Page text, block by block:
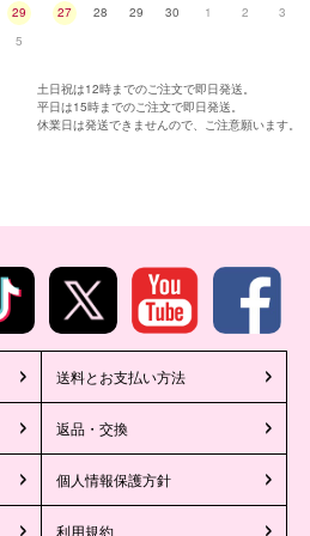
29
5
27
28 29 30 1 2 3
土日祝は12時までのご注文で即日発送。
平日は15時までのご注文で即日発送。
休業日は発送できませんので、ご注意願います。
送料とお支払い方法
返品・交換
個人情報保護方針
利用規約